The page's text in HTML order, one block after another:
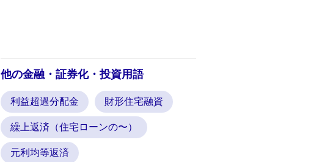
他の金融・証券化・投資用語
利益超過分配金 財形住宅融資
繰上返済（住宅ローンの〜）
元利均等返済